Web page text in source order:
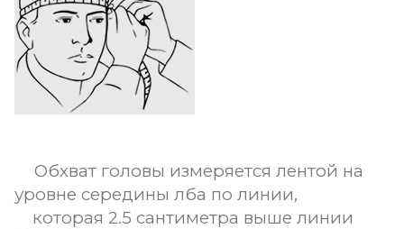
Обхват головы измеряется лентой на
уровне середины лба по линии,
которая 2.5 сантиметра выше линии